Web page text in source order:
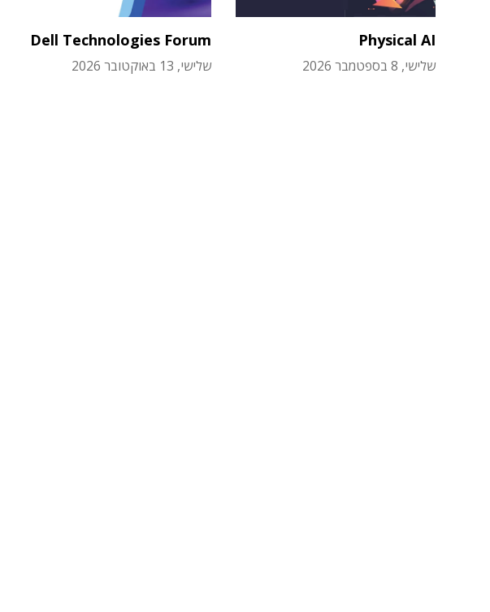
Physical AI
שלישי, 8 בספטמבר 2026
Dell Technologies Forum
שלישי, 13 באוקטובר 2026